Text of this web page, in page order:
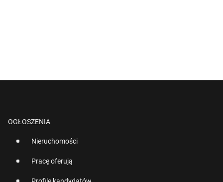
OGŁOSZENIA
Nieruchomości
Pracę oferują